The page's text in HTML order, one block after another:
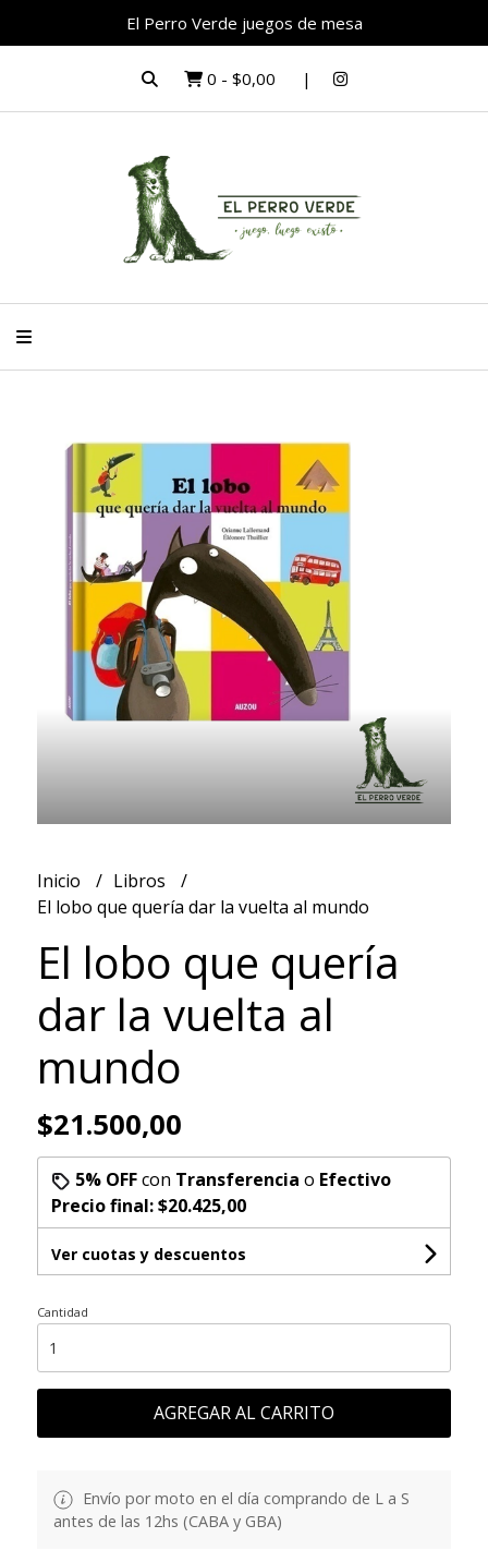
El Perro Verde juegos de mesa
0 - $0,00
Inicio
Libros
El lobo que quería dar la vuelta al mundo
El lobo que quería
dar la vuelta al
mundo
$21.500,00
5% OFFcon Transferencia o Efectivo
Precio final:$20.425,00
Ver cuotas y descuentos
Cantidad
AGREGAR AL CARRITO
Envío por moto en el día comprando de L a S
antes de las 12hs (CABA y GBA)